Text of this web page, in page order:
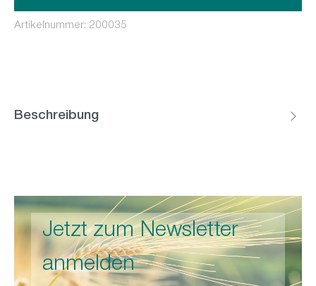
Artikelnummer: 200035
Beschreibung
Jetzt zum Newsletter
anmelden